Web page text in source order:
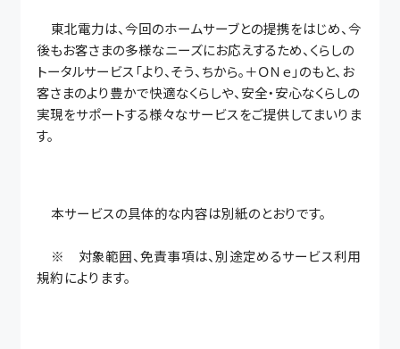
東北電力は、今回のホームサーブとの提携をはじめ、今
後もお客さまの多様なニーズにお応えするため、くらしの
トータルサービス「より、そう、ちから。＋ＯＮｅ」のもと、 お
客さまのより豊かで快適なくらしや、安全・安心なくらしの
実現をサポートする様々なサービスをご提供してまいりま
す。
本サービスの具体的な内容は別紙のとおりです。
※ 対象範囲、免責事項は、別途定めるサービス利用
規約によります。